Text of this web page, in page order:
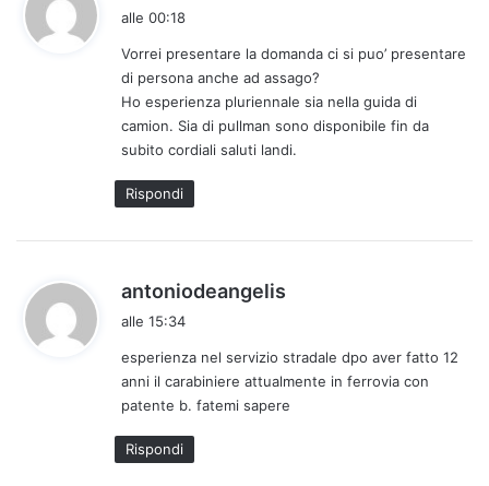
e
t
t
o
:
alle 00:18
Vorrei presentare la domanda ci si puo’ presentare
di persona anche ad assago?
Ho esperienza pluriennale sia nella guida di
camion. Sia di pullman sono disponibile fin da
subito cordiali saluti landi.
Rispondi
antoniodeangelis
e
t
t
alle 15:34
esperienza nel servizio stradale dpo aver fatto 12
anni il carabiniere attualmente in ferrovia con
patente b. fatemi sapere
Rispondi